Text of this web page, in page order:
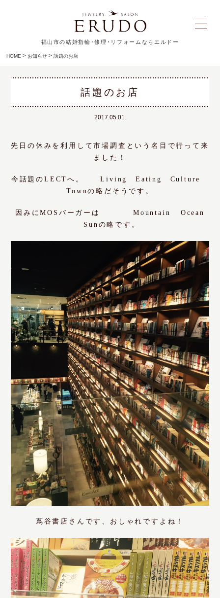
福山市の結婚指輪･修理･リフォームならエルドー
HOME >お知らせ >話題のお店
話題のお店
2017.05.01.
先日の休みを利用して市場調査という名目で行って来
ました！
今話題のLECTへ。 Living Eating Culture
Townの略だそうです。
因みにMOSバーガーは Mountain Ocean
Sunの略です。
蔦谷書店さんです、おしゃれですよね！